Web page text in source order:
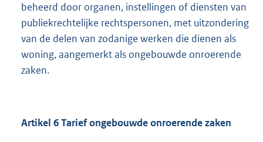
beheerd door organen, instellingen of diensten van
publiekrechtelijke rechtspersonen, met uitzondering
van de delen van zodanige werken die dienen als
woning, aangemerkt als ongebouwde onroerende
zaken.
Artikel 6 Tarief ongebouwde onroerende zaken